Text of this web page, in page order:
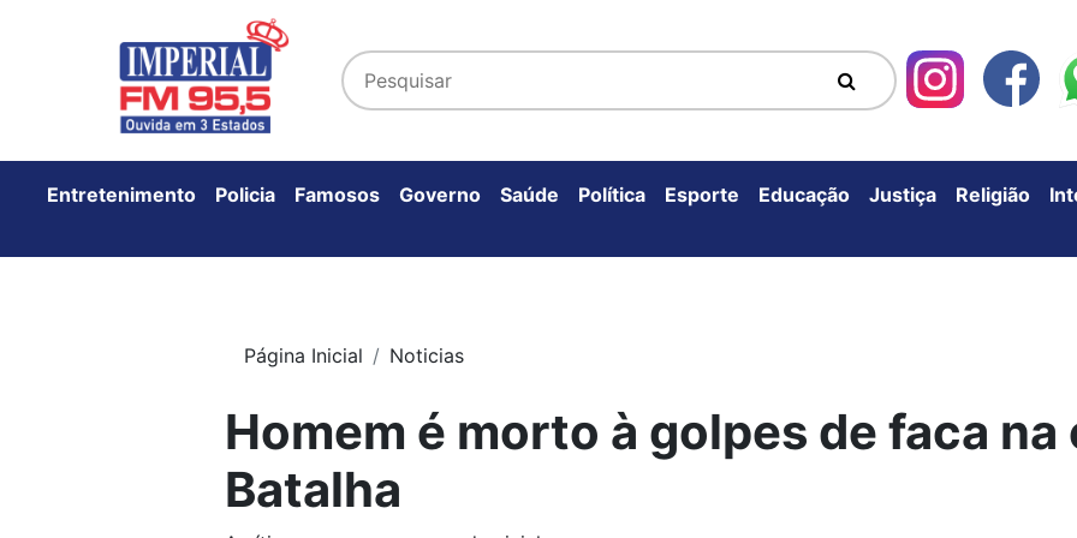
Entretenimento Policia Famosos Governo Saúde Política Esporte Educação Justiça Religião
Página Inicial Noticias
Homem é morto à golpes de faca na
Batalha